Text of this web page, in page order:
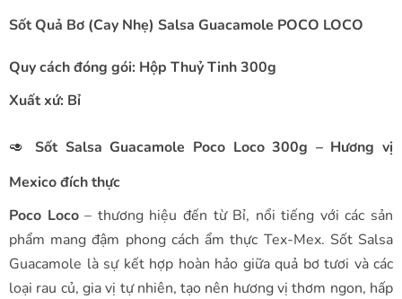
Sốt Quả Bơ (Cay Nhẹ) Salsa Guacamole POCO LOCO
Quy cách đóng gói: Hộp Thuỷ Tinh 300g
Xuất xứ: Bỉ
🥑Sốt Salsa Guacamole Poco Loco 300g – Hương vị
Mexico đích thực
Poco Loco– thương hiệu đến từ Bỉ, nổi tiếng với các sản
phẩm mang đậm phong cách ẩm thực Tex-Mex. Sốt Salsa
Guacamole là sự kết hợp hoàn hảo giữa quả bơ tươi và các
loại rau củ, gia vị tự nhiên, tạo nên hương vị thơm ngon, hấp